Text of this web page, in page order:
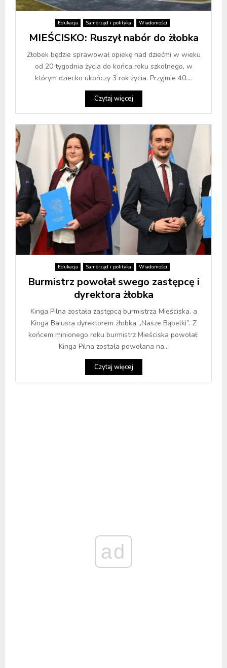
Edukacja Samorząd i polityka Wiadomości
MIEŚCISKO: Ruszył nabór do żłobka
Żłobek będzie sprawował opiekę nad dziećmi w wieku
od 20 tygodnia życia do końca roku szkolnego, w
którym dziecko ukończy 3 rok życia. Przyjmie 40....
Czytaj więcej
Edukacja Samorząd i polityka Wiadomości
Burmistrz powołał swego zastępcę i
dyrektora żłobka
Kinga Pilna została zastępcą burmistrza Mieściska, a
Kinga Baiusra dyrektorem żłobka „Nasze Bąbelki”. Z
końcem minionego roku burmistrz Mieściska powołał:
Kinga Pilna została powołana na...
Czytaj więcej
ad